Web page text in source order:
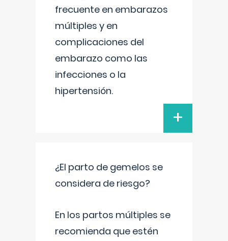
frecuente en embarazos
múltiples y en
complicaciones del
embarazo como las
infecciones o la
hipertensión.
+
¿El parto de gemelos se
considera de riesgo?
En los partos múltiples se
recomienda que estén